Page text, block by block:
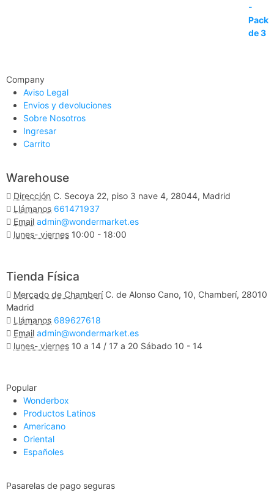
Company
Aviso Legal
Envios y devoluciones
Sobre Nosotros
Ingresar
Carrito
Warehouse
Dirección C. Secoya 22, piso 3 nave 4, 28044, Madrid
Llámanos 661471937
Email admin@wondermarket.es
lunes- viernes 10:00 - 18:00
Tienda Física
Mercado de Chamberí C. de Alonso Cano, 10, Chamberí, 28010
Madrid
Llámanos 689627618
Email admin@wondermarket.es
lunes- viernes 10 a 14 / 17 a 20 Sábado 10 - 14
Popular
Wonderbox
Productos Latinos
Americano
Oriental
Españoles
Pasarelas de pago seguras